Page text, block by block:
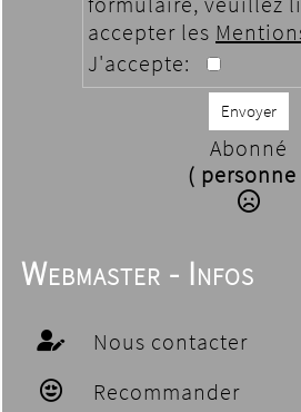
accepter les
J'accepte:
Envoyer
Abonné
( personne
Webmaster - Infos
Nous contacter
Recommander